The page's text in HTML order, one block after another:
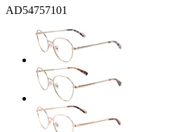
AD54757101